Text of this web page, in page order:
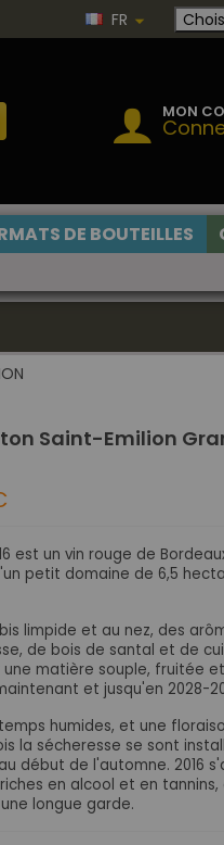
FR
MON
DE BOUTEILLES
Saint-Emilion
est un vin rouge de
petit domaine de 6,5
limpide et au nez, des
de bois de santal et de
matière souple, fruitée
et jusqu'en 2028-
humides, et une
la sécheresse se sont
début de l'automne. 2016
en alcool et en
longue garde.